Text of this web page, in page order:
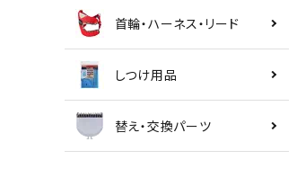
首輪・ハーネス・リード
しつけ用品
替え・交換パーツ